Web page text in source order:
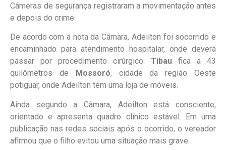
Câmeras de segurança registraram a movimentação antes
e depois do crime.
De acordo com a nota da Câmara, Adeilton foi socorrido e
encaminhado para atendimento hospitalar, onde deverá
passar por procedimento cirúrgico. Tibau fica a 43
quilômetros de
Mossoró, cidade da região Oeste
potiguar, onde Adeilton tem uma loja de móveis.
Ainda segundo a Câmara, Adeilton está consciente,
orientado e apresenta quadro clínico estável. Em uma
publicação nas redes sociais após o ocorrido, o vereador
afirmou que o filho evitou uma situação mais grave.